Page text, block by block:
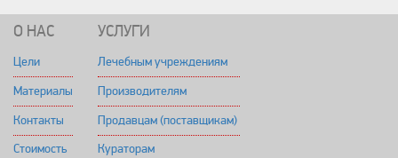
О НАС
Цели
Материалы
Контакты
Стоимость
УСЛУГИ
Лечебным учреждениям
Производителям
Продавцам (поставщикам)
Кураторам